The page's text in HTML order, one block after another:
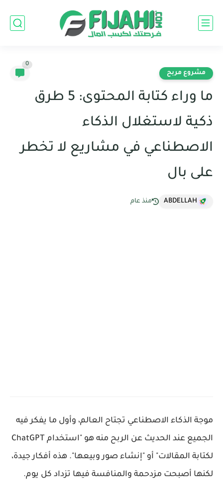
مشروع مربح
0
ما وراء كتابة المحتوى: 5 طرق
ذكية لاستغلال الذكاء
الاصطناعي في مشاريع لا تخطر
على بال
ABDELLAH منذ عام
موجة الذكاء الاصطناعي تجتاح العالم، وأول ما يفكر فيه
الجميع عند الحديث عن الربح منه هو "استخدام ChatGPT
لكتابة المقالات" أو "إنشاء صور وبيعها". هذه أفكار جيدة،
لكنها أصبحت مزدحمة والمنافسة فيها تزداد كل يوم.